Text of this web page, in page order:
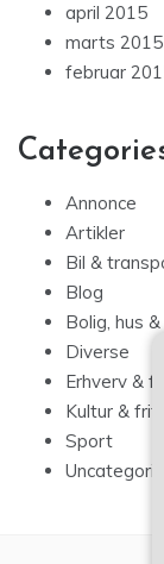
april 2015
marts 2015
februar
Annonce
Artikler
Bil &
Blog
Bolig, hus
Diverse
Erhverv &
Kultur & fritid
Sport